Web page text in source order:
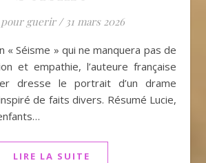
guerir / 31 mars 2026
et empathie, l’auteure française
dresse le portrait d’un drame
de faits divers. Résumé Lucie,
LIRE LA SUITE